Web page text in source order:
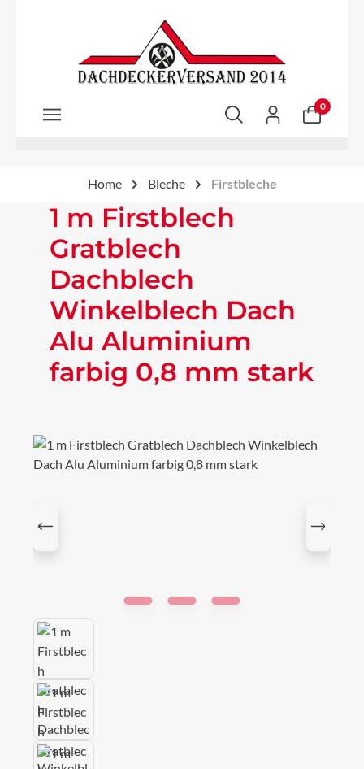
Zum Hauptinhalt springen
0
Home Bleche Firstbleche
1 m Firstblech
Gratblech
Dachblech
Winkelblech Dach
Alu Aluminium
farbig 0,8 mm stark
Bildergalerie überspringen